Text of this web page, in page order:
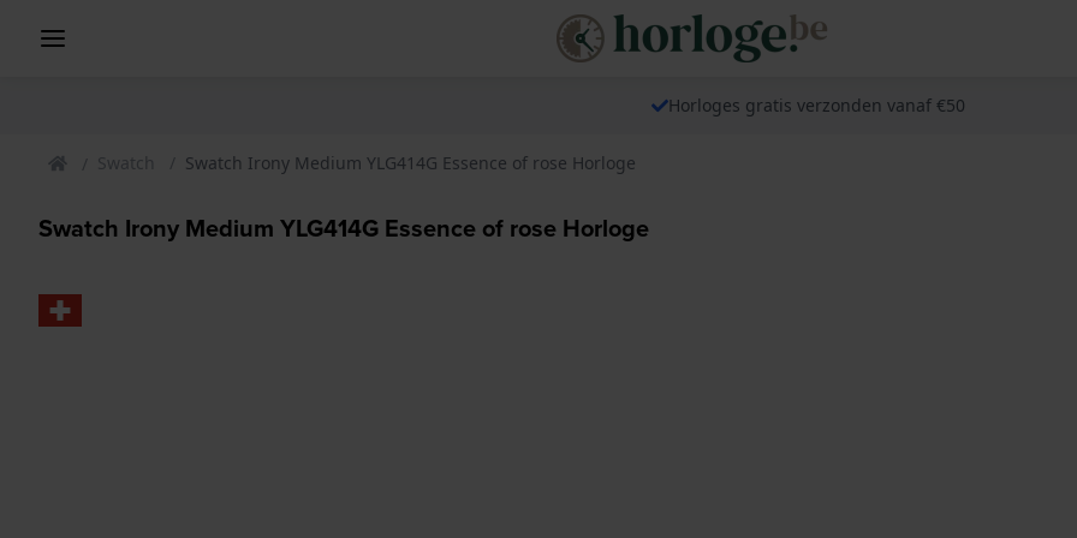
Horloges gratis verzonden vanaf €50
Swatch Swatch Irony Medium YLG414G Essence of rose Horloge
Swatch Irony Medium YLG414G Essence of rose Horloge